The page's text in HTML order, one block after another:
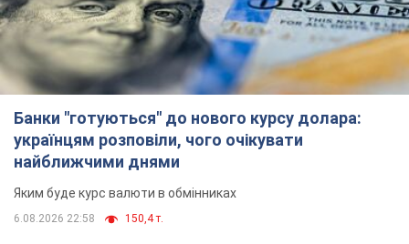
Яким буде курс валюти в обмінниках
6.08.2026 22:58 150,4 т.
Українцям обіцяють по 850 грн від
мобільних операторів: що не так з
цими повідомленнями
Як не потрапити в пастку шахраїв
6.08.2026 21:02 15,2 т.